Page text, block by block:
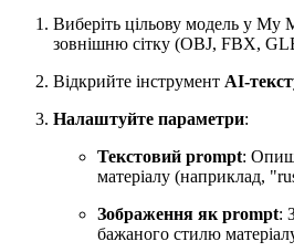
Виберіть цільову модель у My
зовнішню сітку (OBJ, FBX,
Відкрийте інструмент AI-
Налаштуйте параметри:
Текстовий prompt:
матеріалу (наприклад,
Зображення як prompt:
бажаного стилю